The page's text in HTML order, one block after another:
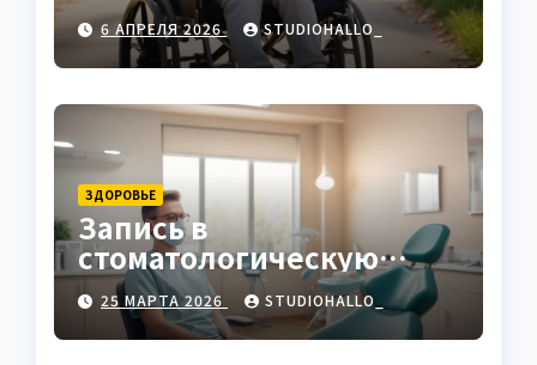
ручным приводом
6 АПРЕЛЯ 2026 STUDIOHALLO_
ЗДОРОВЬЕ
Запись в
стоматологическую
клинику
25 МАРТА 2026 STUDIOHALLO_